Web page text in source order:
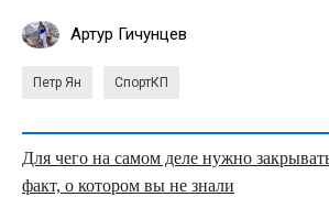
Артур Гичунцев
Петр Ян СпортКП
Для чего на самом деле нужно
факт, о котором вы не знали